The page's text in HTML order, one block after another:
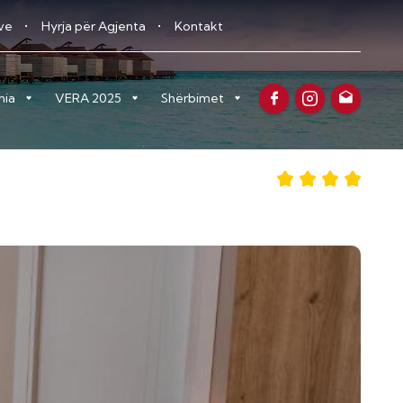
Hyrja për Agjenta Kontakt
VERA 2025 Shërbimet